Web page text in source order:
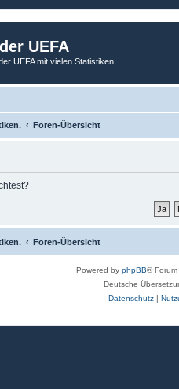
UEFA
UEFA mit vielen Statistiken.
Foren-Übersicht
Foren-Übersicht
Powered by phpBB®
Deutsche
Datenschutz|